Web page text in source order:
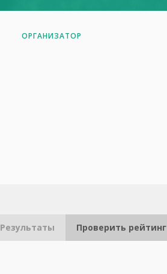
ОРГАНИЗАТОР
Результаты Проверить рейтинг